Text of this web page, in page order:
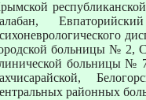
больницы № 2,
больницы №
районных